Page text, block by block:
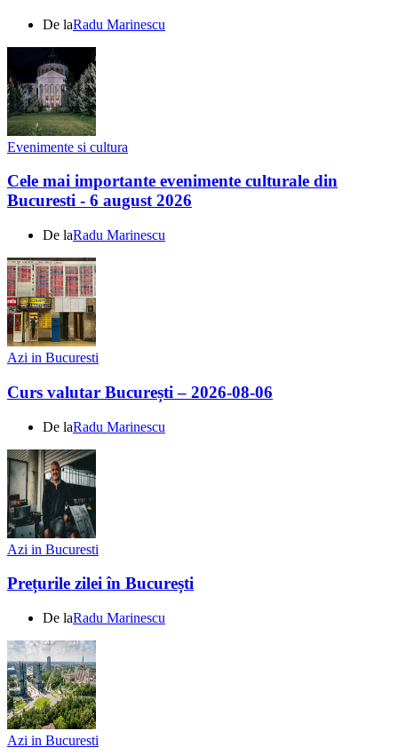
De laRadu Marinescu
Evenimente si cultura
Cele mai importante evenimente culturale din
Bucuresti - 6 august 2026
De laRadu Marinescu
Azi in Bucuresti
Curs valutar București – 2026-08-06
De laRadu Marinescu
Azi in Bucuresti
Prețurile zilei în București
De laRadu Marinescu
Azi in Bucuresti